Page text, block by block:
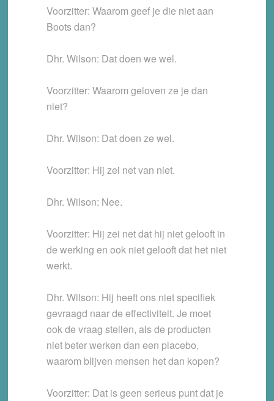
Voorzitter: Waarom geef je die niet aan
Boots dan?
Dhr. Wilson: Dat doen we wel.
Voorzitter: Waarom geloven ze je dan
niet?
Dhr. Wilson: Dat doen ze wel.
Voorzitter: Hij zei net van niet.
Dhr. Wilson: Nee.
Voorzitter: Hij zei net dat hij niet gelooft in
de werking en ook niet gelooft dat het niet
werkt.
Dhr. Wilson: Hij heeft ons niet specifiek
gevraagd naar de effectiviteit. Je moet
ook de vraag stellen, als de producten
niet beter werken dan een placebo,
waarom blijven mensen het dan kopen?
Voorzitter: Dat is geen serieus punt dat je